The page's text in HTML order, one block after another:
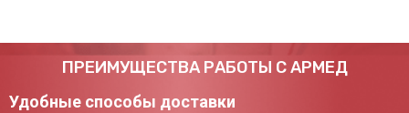
Материал рамы
Металлический сплав
Тип рамы
Складная
Артикул: 20049
10 290 ₽
Добавить в корзину
Оставить отзыв
ПРЕИМУЩЕСТВА РАБОТЫ С АРМЕД
Удобные способы доставки